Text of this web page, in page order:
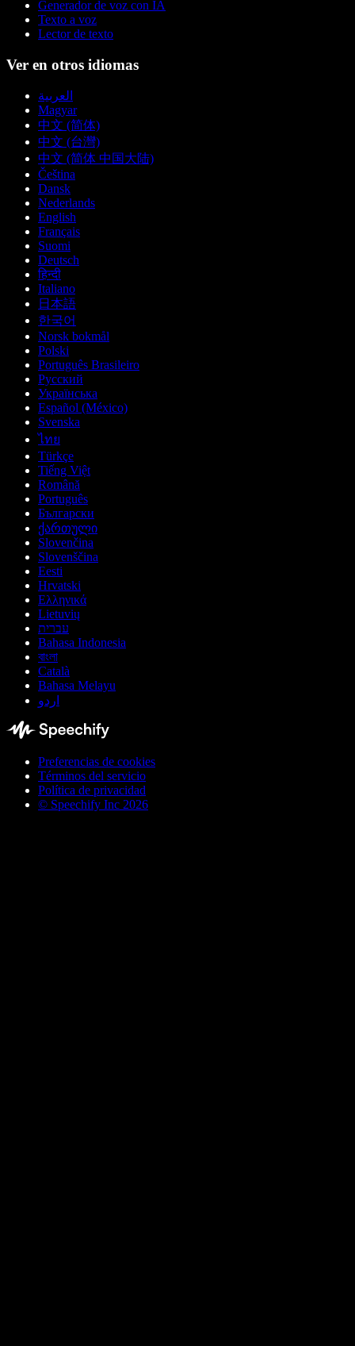
Generador de voz con IA
Texto a voz
Lector de texto
Ver en otros idiomas
العربية
Magyar
中文 (简体)
中文 (台灣)
中文 (简体 中国大陆)
Čeština
Dansk
Nederlands
English
Français
Suomi
Deutsch
हिन्दी
Italiano
日本語
한국어
Norsk bokmål
Polski
Português Brasileiro
Русский
Українська
Español (México)
Svenska
ไทย
Türkçe
Tiếng Việt
Română
Português
Български
ქართული
Slovenčina
Slovenščina
Eesti
Hrvatski
Ελληνικά
Lietuvių
עברית
Bahasa Indonesia
বাংলা
Català
Bahasa Melayu
اردو
Preferencias de cookies
Términos del servicio
Política de privacidad
© Speechify Inc 2026